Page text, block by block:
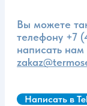
Вы можете
телефону +7
написать нам
Написать в